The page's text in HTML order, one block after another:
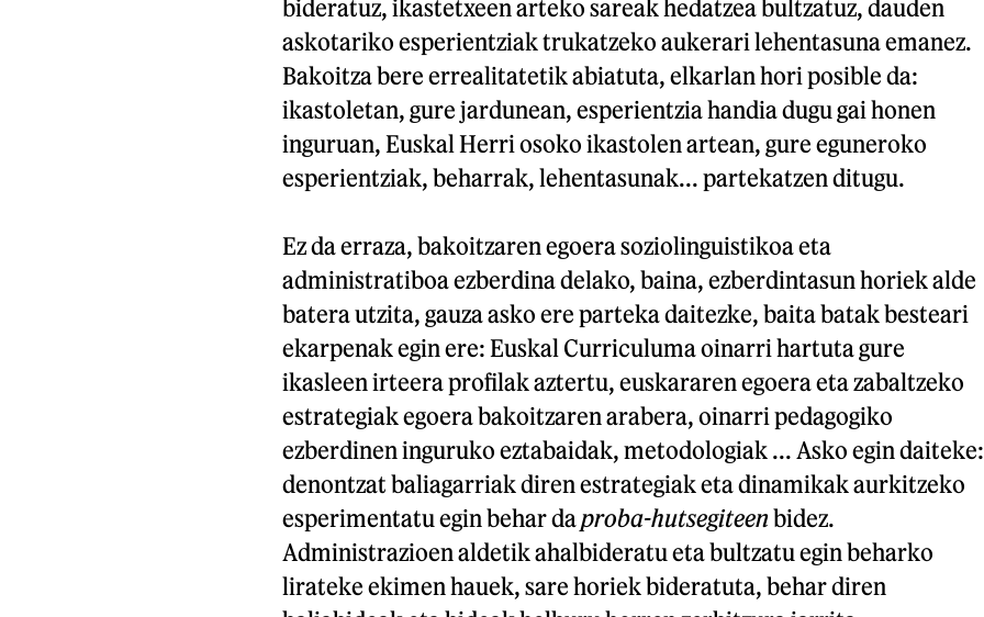
bideratuz, ikastetxeen arteko sareak hedatzea bultzatuz, dauden
askotariko esperientziak trukatzeko aukerari lehentasuna emanez.
Bakoitza bere errealitatetik abiatuta, elkarlan hori posible da:
ikastoletan, gure jardunean, esperientzia handia dugu gai honen
inguruan, Euskal Herri osoko ikastolen artean, gure eguneroko
esperientziak, beharrak, lehentasunak... partekatzen ditugu.
Ez da erraza, bakoitzaren egoera soziolinguistikoa eta
administratiboa ezberdina delako, baina, ezberdintasun horiek alde
batera utzita, gauza asko ere parteka daitezke, baita batak besteari
ekarpenak egin ere: Euskal Curriculuma oinarri hartuta gure
ikasleen irteera profilak aztertu, euskararen egoera eta zabaltzeko
estrategiak egoera bakoitzaren arabera, oinarri pedagogiko
ezberdinen inguruko eztabaidak, metodologiak ... Asko egin daiteke:
denontzat baliagarriak diren estrategiak eta dinamikak aurkitzeko
esperimentatu egin behar daproba-hutsegiteenbidez.
Administrazioen aldetik ahalbideratu eta bultzatu egin beharko
lirateke ekimen hauek, sare horiek bideratuta, behar diren